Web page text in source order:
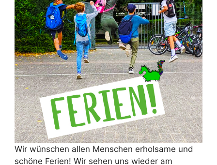
Wir wünschen allen Menschen erholsame und
schöne Ferien! Wir sehen uns wieder am